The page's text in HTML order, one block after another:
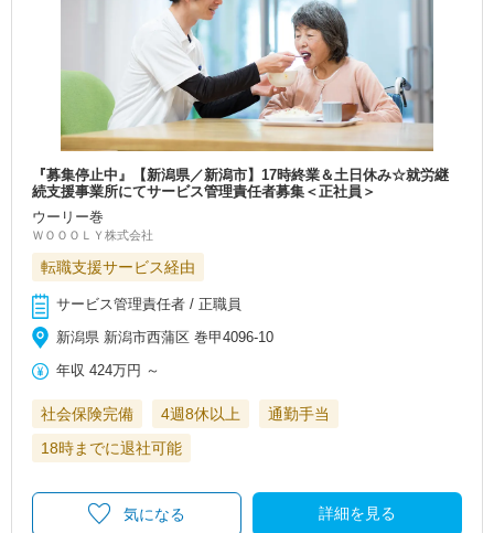
『募集停止中』【新潟県／新潟市】17時終業＆土日休み☆就労継
続支援事業所にてサービス管理責任者募集＜正社員＞
ウーリー巻
ＷＯＯＯＬＹ株式会社
転職支援サービス経由
サービス管理責任者 / 正職員
新潟県 新潟市西蒲区 巻甲4096-10
年収 424万円 ～
社会保険完備 4週8休以上
通勤手当
18時までに退社可能
詳細を見る
気になる